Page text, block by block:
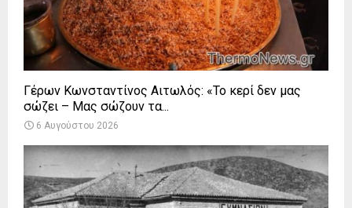
Γέρων Κωνσταντίνος Αιτωλός: «Το κερί δεν μας
σώζει – Μας σώζουν τα...
6 Αυγούστου 2026